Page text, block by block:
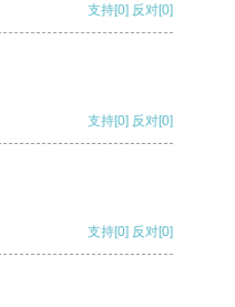
支持[0] 反对[0]
支持[0] 反对[0]
支持[0] 反对[0]